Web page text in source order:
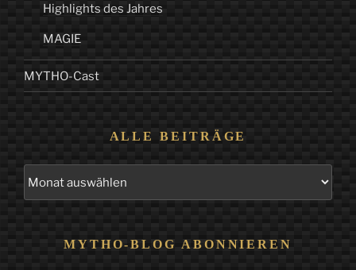
Highlights des Jahres
MAGIE
MYTHO-Cast
ALLE BEITRÄGE
MYTHO-BLOG ABONNIEREN